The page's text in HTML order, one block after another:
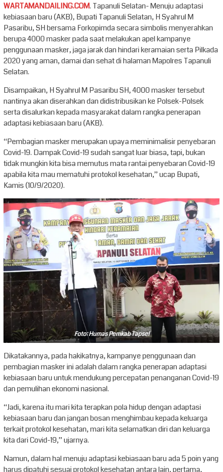
WARTAMANDAILING.COM. Tapanuli Selatan- Menuju adaptasi
kebiasaan baru (AKB), Bupati Tapanuli Selatan, H Syahrul M
Pasaribu, SH bersama Forkopimda secara simbolis menyerahkan
berupa 4000 masker pada saat melakukan apel kampanye
penggunaan masker, jaga jarak dan hindari keramaian serta Pilkada
2020 yang aman, damai dan sehat di halaman Mapolres Tapanuli
Selatan.
Disampaikan, H Syahrul M Pasaribu SH, 4000 masker tersebut
nantinya akan diserahkan dan didistribusikan ke Polsek-Polsek
serta disalurkan kepada masyarakat dalam rangka penerapan
adaptasi kebiasaan baru (AKB).
“Pembagian masker merupakan upaya meminimalisir penyebaran
Covid-19. Dampak Covid-19 sudah sangat luar biasa, tapi, bukan
tidak mungkin kita bisa memutus mata rantai penyebaran Covid-19
apabila kita mau mematuhi protokol kesehatan,” ucap Bupati,
Kamis (10/9/2020).
Foto: Humas Pemkab Tapsel
Dikatakannya, pada hakikatnya, kampanye penggunaan dan
pembagian masker ini adalah dalam rangka penerapan adaptasi
kebiasaan baru untuk mendukung percepatan penanganan Covid-19
dan pemulihan ekonomi nasional.
“Jadi, karena itu mari kita terapkan pola hidup dengan adaptasi
kebiasaan baru dan jangan bosan menghimbau kepada keluarga
terkait protokol kesehatan, mari kita selamatkan diri dan keluarga
kita dari Covid-19,” ujarnya.
Namun, dalam hal menuju adaptasi kebiasaan baru ada 5 poin yang
harus dipatuhi sesuai protokol kesehatan antara lain, pertama,